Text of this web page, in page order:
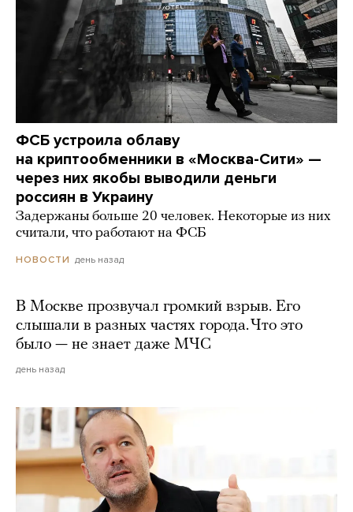
ФСБ устроила облаву
на криптообменники в «Москва-Сити» —
через них якобы выводили деньги
россиян в Украину
Задержаны больше 20 человек. Некоторые из них
считали, что работают на ФСБ
НОВОСТИ день назад
В Москве прозвучал громкий взрыв. Его
слышали в разных частях города. Что это
было — не знает даже МЧС
день назад